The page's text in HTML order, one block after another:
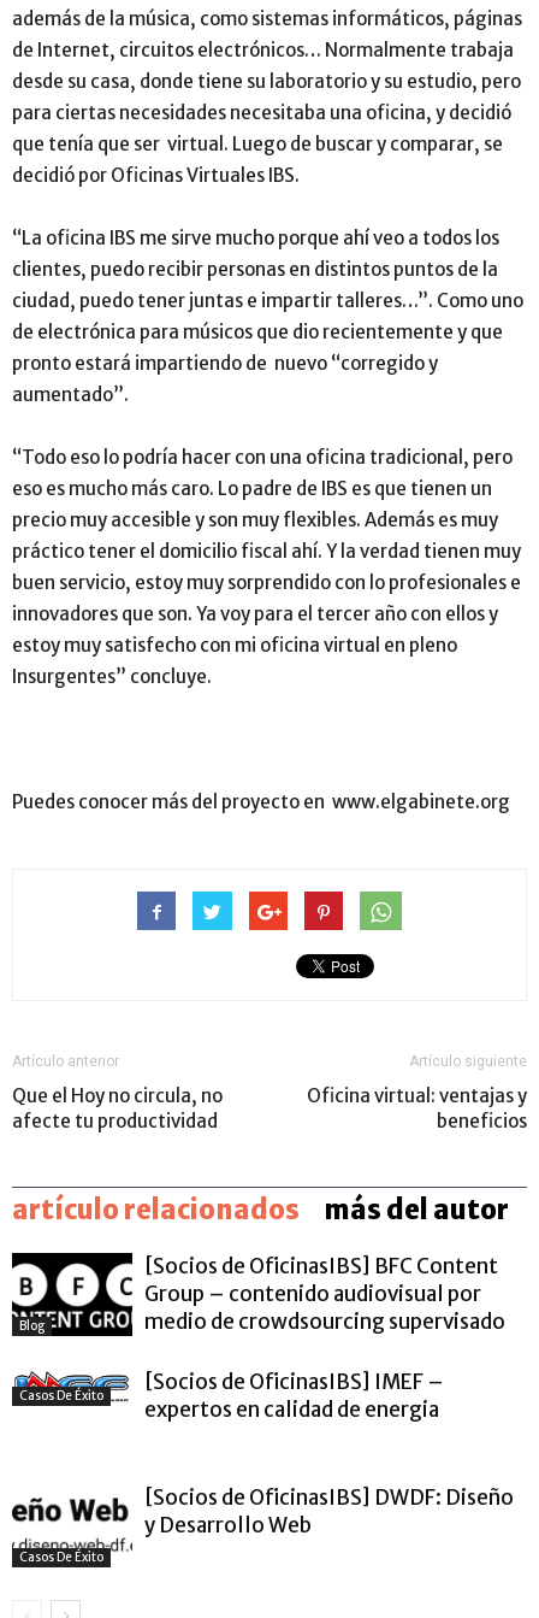
además de la música, como sistemas informáticos, páginas
de Internet, circuitos electrónicos… Normalmente trabaja
desde su casa, donde tiene su laboratorio y su estudio, pero
para ciertas necesidades necesitaba una oficina, y decidió
que tenía que ser virtual. Luego de buscar y comparar, se
decidió por Oficinas Virtuales IBS.
“La oficina IBS me sirve mucho porque ahí veo a todos los
clientes, puedo recibir personas en distintos puntos de la
ciudad, puedo tener juntas e impartir talleres…”. Como uno
de electrónica para músicos que dio recientemente y que
pronto estará impartiendo de nuevo “corregido y
aumentado”.
“Todo eso lo podría hacer con una oficina tradicional, pero
eso es mucho más caro. Lo padre de IBS es que tienen un
precio muy accesible y son muy flexibles. Además es muy
práctico tener el domicilio fiscal ahí. Y la verdad tienen muy
buen servicio, estoy muy sorprendido con lo profesionales e
innovadores que son. Ya voy para el tercer año con ellos y
estoy muy satisfecho con mi oficina virtual en pleno
Insurgentes” concluye.
Puedes conocer más del proyecto en www.elgabinete.org
Artículo anterior
Que el Hoy no circula, no
afecte tu productividad
Artículo siguiente
Oficina virtual: ventajas y
beneficios
artículo relacionados más del autor
Blog
[Socios de OficinasIBS] BFC Content
Group – contenido audiovisual por
medio de crowdsourcing supervisado
Casos De Éxito
[Socios de OficinasIBS] IMEF –
expertos en calidad de energia
Casos De Éxito
[Socios de OficinasIBS] DWDF: Diseño
y Desarrollo Web